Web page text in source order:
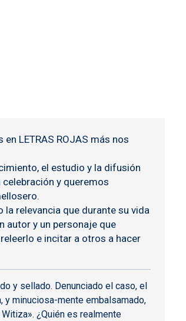
en LETRAS ROJAS más nos
el estudio y la difusión
y queremos
relevancia que durante su vida
autor y un personaje que
e incitar a otros a hacer
y sellado. Denunciado el caso, el
y minuciosa-mente embalsamado,
¿Quién es realmente